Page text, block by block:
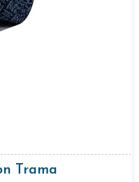
Trama